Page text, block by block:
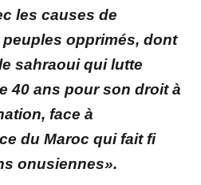
les causes de
opprimés, dont
sahraoui qui lutte
40 ans pour son droit à
face à
du Maroc qui fait fi
onusiennes».